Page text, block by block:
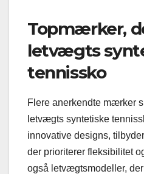
Topmærker,
letvægts
tennissko
Flere anerkendte mærker
letvægts syntetiske
innovative designs,
der prioriterer fleksibilitet
også letvægtsmodeller,